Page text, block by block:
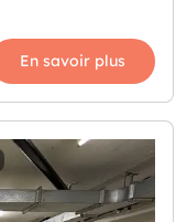
En savoir plus